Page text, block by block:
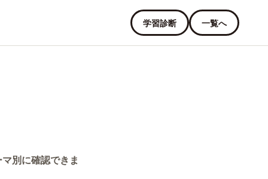
学習診断 一覧へ
別に確認できま